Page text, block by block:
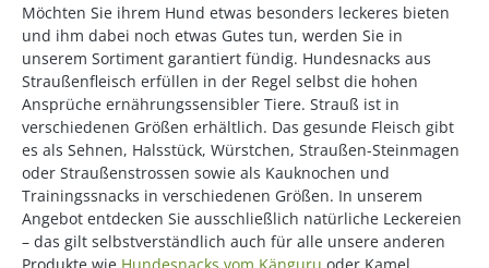
Möchten Sie ihrem Hund etwas besonders leckeres bieten
und ihm dabei noch etwas Gutes tun, werden Sie in
unserem Sortiment garantiert fündig. Hundesnacks aus
Straußenfleisch erfüllen in der Regel selbst die hohen
Ansprüche ernährungssensibler Tiere. Strauß ist in
verschiedenen Größen erhältlich. Das gesunde Fleisch gibt
es als Sehnen, Halsstück, Würstchen, Straußen-Steinmagen
oder Straußenstrossen sowie als Kauknochen und
Trainingssnacks in verschiedenen Größen. In unserem
Angebot entdecken Sie ausschließlich natürliche Leckereien
– das gilt selbstverständlich auch für alle unsere anderen
Produkte wie Hundesnacks vom Känguru oder Kamel.